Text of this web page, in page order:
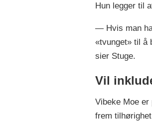
Hun legger til
— Hvis man
«tvunget» til å
sier Stuge.
Vil
Vibeke Moe
frem